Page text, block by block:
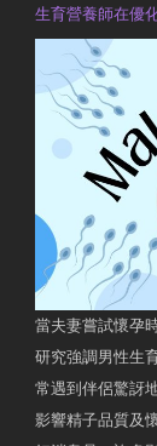
生育營養師在優
當夫妻嘗試懷孕
研究強調男性生
常遇到伴侶驚訝
影響精子品質及